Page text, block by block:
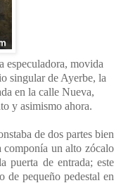
especuladora, movida
singular de Ayerbe, la
en la calle Nueva,
y asimismo ahora.
de dos partes bien
componía un alto zócalo
puerta de entrada; este
de pequeño pedestal en